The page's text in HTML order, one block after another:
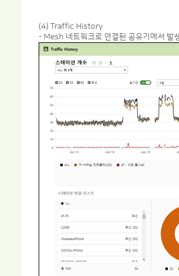
(4) Traffic History
- Mesh 네트워크로 연결된 공유기에서 발